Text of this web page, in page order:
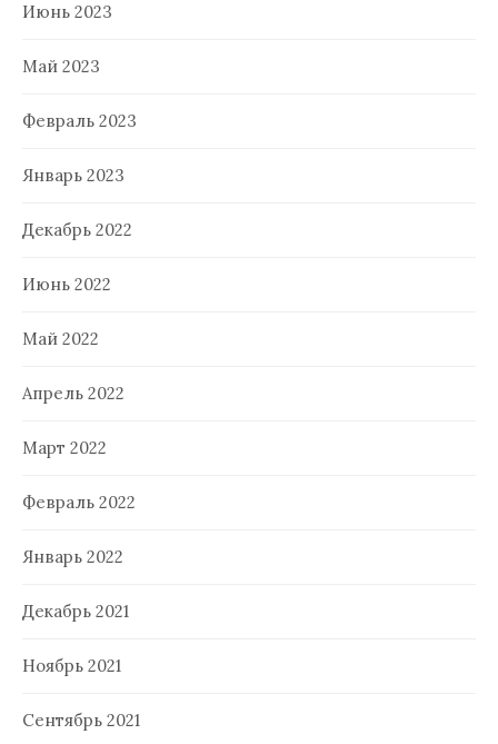
Июнь 2023
Май 2023
Февраль 2023
Январь 2023
Декабрь 2022
Июнь 2022
Май 2022
Апрель 2022
Март 2022
Февраль 2022
Январь 2022
Декабрь 2021
Ноябрь 2021
Сентябрь 2021